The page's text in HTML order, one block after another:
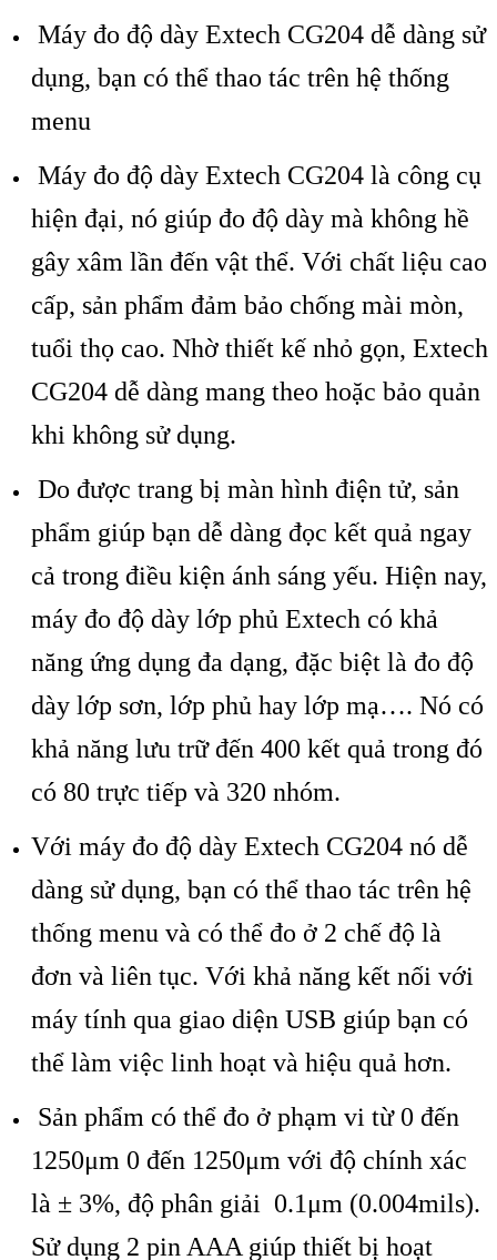
Máy đo độ dày Extech CG204 dễ dàng sử
dụng, bạn có thể thao tác trên hệ thống
menu
Máy đo độ dày Extech CG204 là công cụ
hiện đại, nó giúp đo độ dày mà không hề
gây xâm lần đến vật thể. Với chất liệu cao
cấp, sản phẩm đảm bảo chống mài mòn,
tuổi thọ cao. Nhờ thiết kế nhỏ gọn, Extech
CG204 dễ dàng mang theo hoặc bảo quản
khi không sử dụng.
Do được trang bị màn hình điện tử, sản
phẩm giúp bạn dễ dàng đọc kết quả ngay
cả trong điều kiện ánh sáng yếu. Hiện nay,
máy đo độ dày lớp phủ Extech có khả
năng ứng dụng đa dạng, đặc biệt là đo độ
dày lớp sơn, lớp phủ hay lớp mạ…. Nó có
khả năng lưu trữ đến 400 kết quả trong đó
có 80 trực tiếp và 320 nhóm.
Với máy đo độ dày Extech CG204 nó dễ
dàng sử dụng, bạn có thể thao tác trên hệ
thống menu và có thể đo ở 2 chế độ là
đơn và liên tục. Với khả năng kết nối với
máy tính qua giao diện USB giúp bạn có
thể làm việc linh hoạt và hiệu quả hơn.
Sản phẩm có thể đo ở phạm vi từ 0 đến
1250μm 0 đến 1250μm với độ chính xác
là ± 3%, độ phân giải 0.1μm (0.004mils).
Sử dụng 2 pin AAA giúp thiết bị hoạt